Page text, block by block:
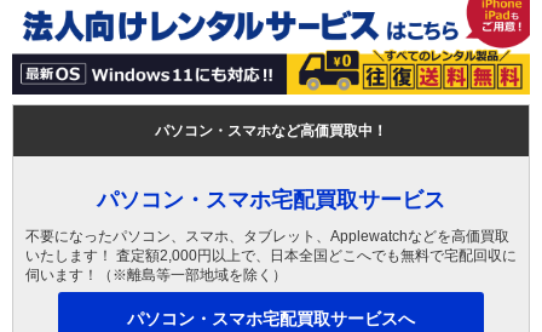
パソコン・スマホなど高価買取中！
パソコン・スマホ宅配買取サービス
不要になったパソコン、スマホ、タブレット、Applewatchなどを高価買取
いたします！ 査定額2,000円以上で、日本全国どこへでも無料で宅配回収に
伺います！（※離島等一部地域を除く）
パソコン・スマホ宅配買取サービスへ